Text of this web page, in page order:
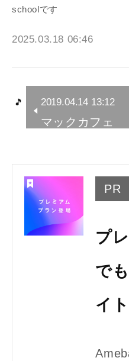
schoolです
2025.03.18 06:46
2019.04.14 13:12
マックカフェ
PR
プ
で
イ